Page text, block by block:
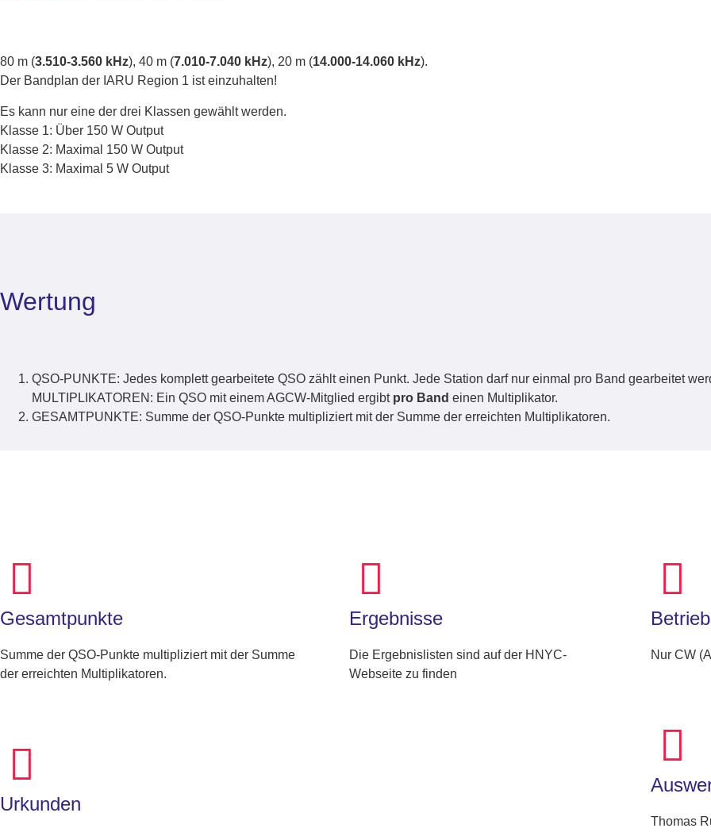
80 m (3.510-3.560 kHz), 40 m (7.010-7.040 kHz), 20 m (14.000-14.060 kHz).
Der Bandplan der IARU Region 1 ist einzuhalten!
Es kann nur eine der drei Klassen gewählt werden.
Klasse 1: Über 150 W Output
Klasse 2: Maximal 150 W Output
Klasse 3: Maximal 5 W Output
Wertung
QSO-PUNKTE: Jedes komplett gearbeitete QSO zählt einen Punkt. Jede Station darf nur einmal pro Band gearbeitet
MULTIPLIKATOREN: Ein QSO mit einem AGCW-Mitglied ergibt pro Band einen Multiplikator.
GESAMTPUNKTE: Summe der QSO-Punkte multipliziert mit der Summe der erreichten Multiplikatoren.
Gesamtpunkte
Summe der QSO-Punkte multipliziert mit der Summe
der erreichten Multiplikatoren.
Urkunden
Ergebnisse
Die Ergebnislisten sind auf der HNYC-
Webseite zu finden
Nur CW
Thomas